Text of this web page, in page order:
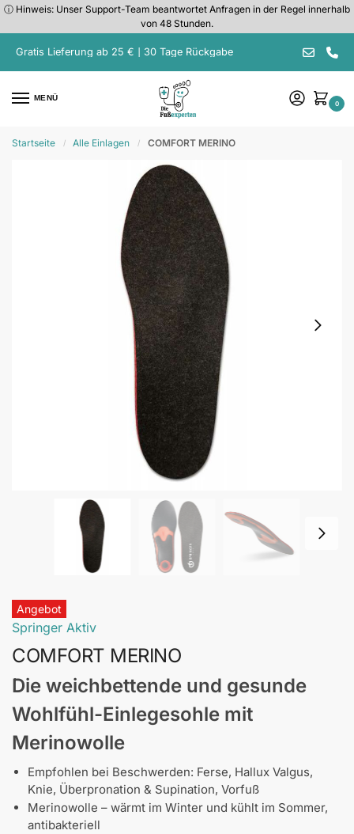
ⓘ Hinweis: Unser Support-Team beantwortet Anfragen in der Regel innerhalb
von 48 Stunden.
Gratis Lieferung ab 25 € | 30 Tage Rückgabe
MENÜ
0
Startseite / Alle Einlagen / COMFORT MERINO
Angebot
Springer Aktiv
COMFORT MERINO
Die weichbettende und gesunde
Wohlfühl-Einlegesohle mit
Merinowolle
Empfohlen bei Beschwerden: Ferse, Hallux Valgus,
Knie, Überpronation & Supination, Vorfuß
Merinowolle – wärmt im Winter und kühlt im Sommer,
antibakteriell